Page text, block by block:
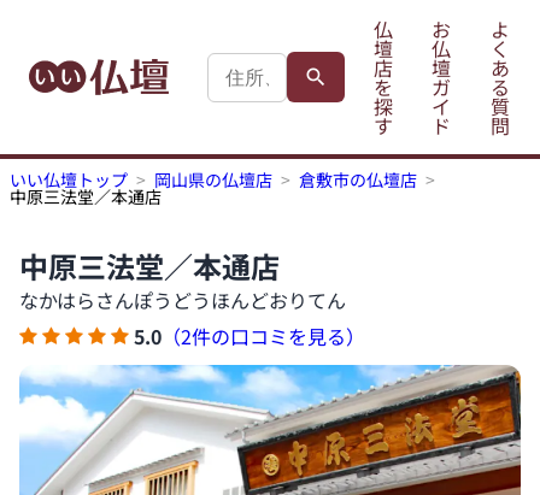
仏
壇
店
を
探
す
お
仏
壇
ガ
イ
ド
よ
く
あ
る
質
問
いい仏壇トップ 岡山県の仏壇店 倉敷市の仏壇店
中原三法堂／本通店
中原三法堂／本通店
なかはらさんぽうどうほんどおりてん
5.0 （2件の口コミを見る）